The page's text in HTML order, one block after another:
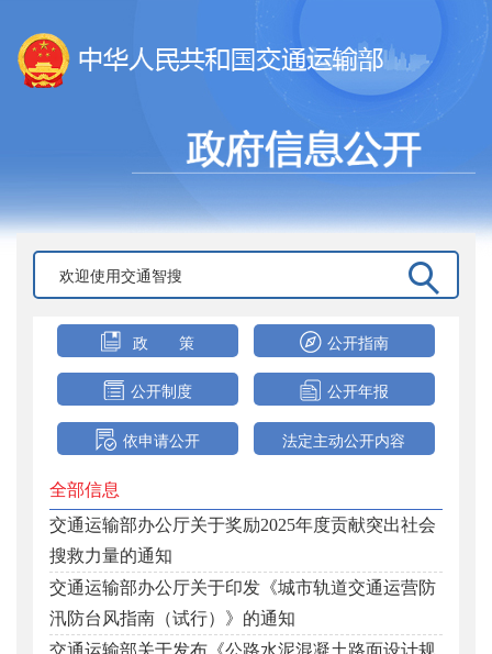
政 策 公开指南
公开制度 公开年报
依申请公开 法定主动公开内容
全部信息
交通运输部办公厅关于奖励2025年度贡献突出社会
搜救力量的通知
交通运输部办公厅关于印发《城市轨道交通运营防
汛防台风指南（试行）》的通知
交通运输部关于发布《公路水泥混凝土路面设计规